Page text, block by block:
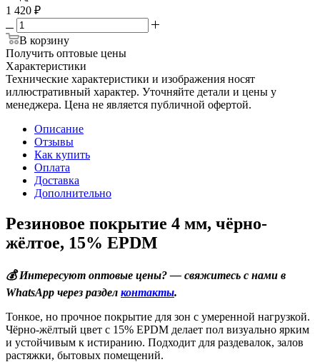
1 420 ₽
В корзину
Получить оптовые цены
Характеристики
Технические характеристики и изображения носят
иллюстративный характер. Уточняйте детали и цены у
менеджера. Цена не является публичной офертой.
Описание
Отзывы
Как купить
Оплата
Доставка
Дополнительно
Резиновое покрытие 4 мм, чёрно-
жёлтое, 15% EPDM
💰 Интересуют оптовые цены? — свяжитесь с нами в
WhatsApp через раздел контакты.
Тонкое, но прочное покрытие для зон с умеренной нагрузкой.
Чёрно-жёлтый цвет с 15% EPDM делает пол визуально ярким
и устойчивым к истиранию. Подходит для раздевалок, залов
растяжки, бытовых помещений.